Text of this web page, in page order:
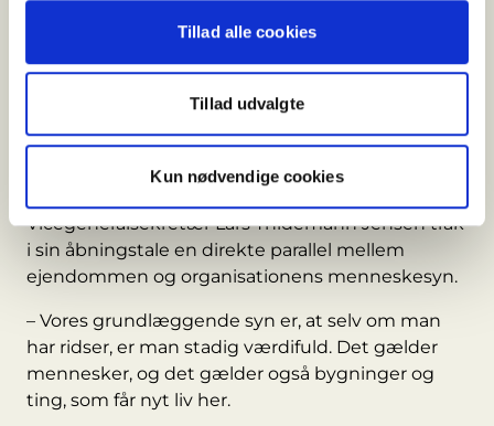
Tillad alle cookies
Tillad udvalgte
Kun nødvendige cookies
– Jeg er glad for, at vi samtidig kan være med til at
hjælpe mennesker, der kæmper med
Også hos Blå Kors blev sammenhængen mellem
Vicegeneralsekretær Lars Thidemann Jensen trak
i sin åbningstale en direkte parallel mellem
ejendommen og organisationens menneskesyn.
– Vores grundlæggende syn er, at selv om man
har ridser, er man stadig værdifuld. Det gælder
mennesker, og det gælder også bygninger og
ting, som får nyt liv her.